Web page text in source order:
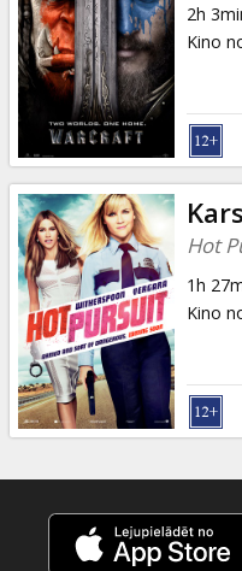
Dāvanu
kartes
Uzkodas
B2B
Kino
Klubs
2h
Kino
Hot
1h
Kino